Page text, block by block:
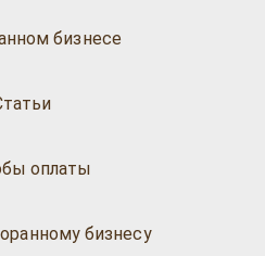
бизнесе
оплаты
бизнесу